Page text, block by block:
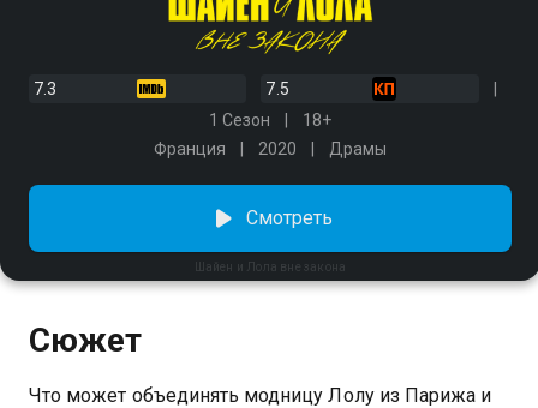
7.3
7.5
1 Сезон
18+
Франция
2020 Драмы
Шайен и Лола вне закона
Смотреть
Сюжет
Что может объединять модницу Лолу из Парижа и